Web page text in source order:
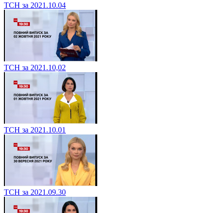
ТСН за 2021.10.04
ТСН за 2021.10,02
ТСН за 2021.10.01
ТСН за 2021.09.30